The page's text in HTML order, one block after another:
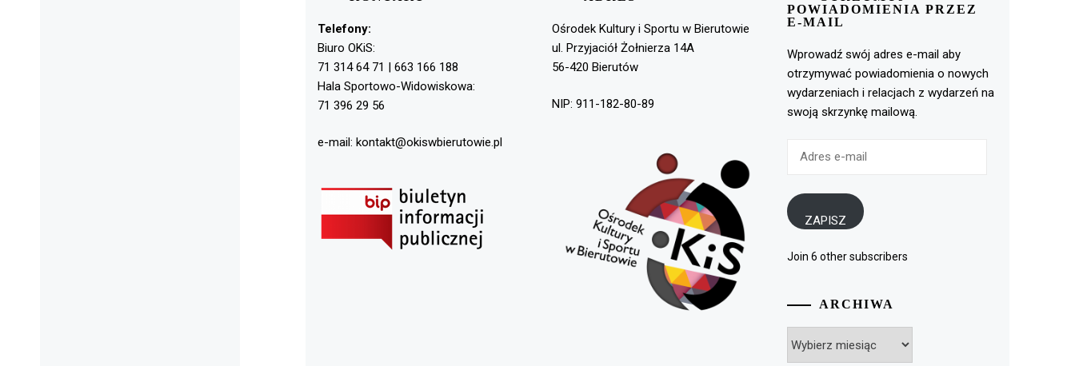
Telefony:
Biuro OKiS:
71 314 64 71 | 663 166 188
Hala Sportowo-Widowiskowa:
71 396 29 56
e-mail: kontakt@okiswbierutowie.pl
Ośrodek Kultury i Sportu w Bierutowie
ul. Przyjaciół Żołnierza 14A
56-420 Bierutów
NIP: 911-182-80-89
POWIADOMIENIA PRZEZ
E-MAIL
Wprowadź swój adres e-mail aby
otrzymywać powiadomienia o nowych
wydarzeniach i relacjach z wydarzeń na
swoją skrzynkę mailową.
ZAPISZ
Join 6 other subscribers
ARCHIWA